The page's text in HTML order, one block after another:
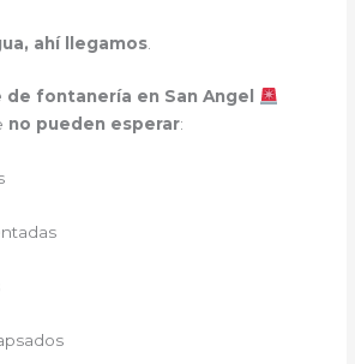
ahí llegamos.
fontanería en San Angel
no pueden esperar: